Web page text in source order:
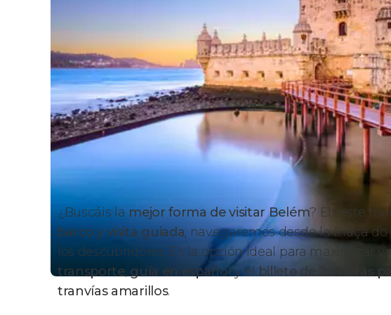
¿Buscáis la mejor forma de visitar Belém? En este
barco y visita guiada, navegaremos desde la Praça
los descubridores. Es la opción ideal para maximizar
transporte, guía en español y el
billete de 24 horas
tranvías amarillos.